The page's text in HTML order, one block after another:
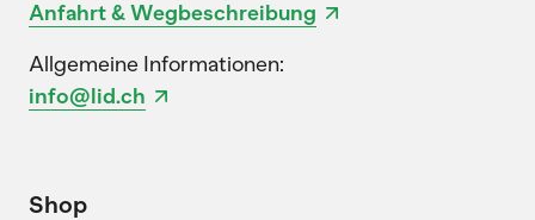
Anfahrt & Wegbeschreibung
Allgemeine Informationen:
info@lid.ch
Shop